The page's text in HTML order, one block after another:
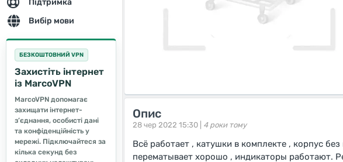
Підтримка
Вибір мови
БЕЗКОШТОВНИЙ VPN
Захистіть інтернет
із MarcoVPN
MarcoVPN допомагає
захищати інтернет-
з’єднання, особисті дані
та конфіденційність у
мережі. Підключайтеся за
кілька секунд без
Опис
28 чер 2022 15:30 | 4 роки тому
Всё работает , катушки в комплекте , корпус
перематывает хорошо , индикаторы работают.